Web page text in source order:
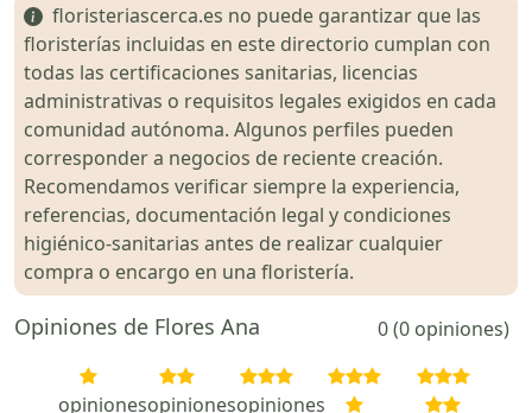
floristeriascerca.es no puede garantizar que las
floristerías incluidas en este directorio cumplan con
todas las certificaciones sanitarias, licencias
administrativas o requisitos legales exigidos en cada
comunidad autónoma. Algunos perfiles pueden
corresponder a negocios de reciente creación.
Recomendamos verificar siempre la experiencia,
referencias, documentación legal y condiciones
higiénico-sanitarias antes de realizar cualquier
compra o encargo en una floristería.
Opiniones de Flores Ana 0 (0 opiniones)
opinionesopinionesopiniones